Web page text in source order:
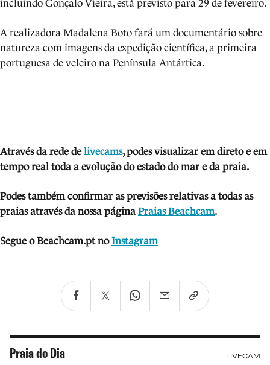
incluindo Gonçalo Vieira, está previsto para 29 de fevereiro.
A realizadora Madalena Boto fará um documentário sobre
natureza com imagens da expedição científica, a primeira
portuguesa de veleiro na Península Antártica.
Através da rede delivecams, podes visualizar em direto e em
tempo real toda a evolução do estado do mar e da praia.
Podes também confirmar as previsões relativas a todas as
praias através da nossa páginaPraias Beachcam.
Segue o Beachcam.pt no Instagram
Praia do Dia LIVECAM